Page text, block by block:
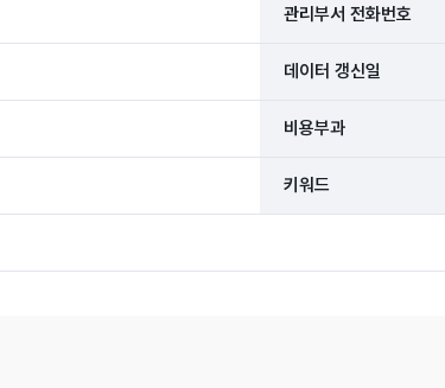
관리부서 전화번호
데이터 갱신일
비용부과
키워드